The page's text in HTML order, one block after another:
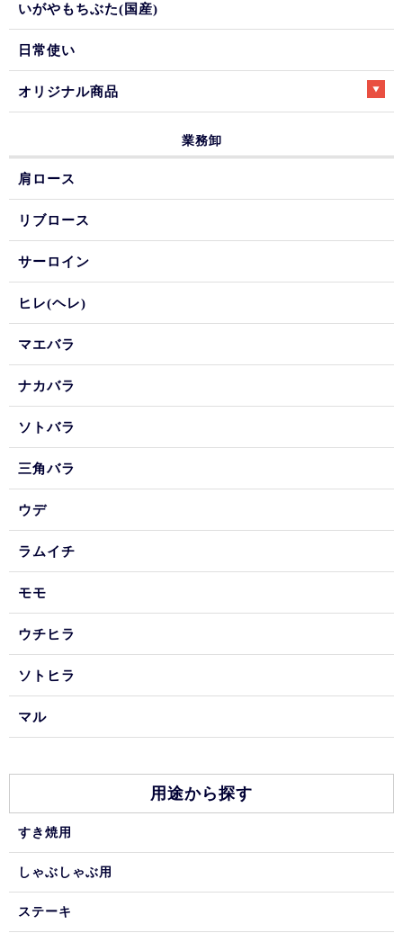
いがやもちぶた(国産)
日常使い
オリジナル商品
業務卸
肩ロース
リブロース
サーロイン
ヒレ(ヘレ)
マエバラ
ナカバラ
ソトバラ
三角バラ
ウデ
ラムイチ
モモ
ウチヒラ
ソトヒラ
マル
用途から探す
すき焼用
しゃぶしゃぶ用
ステーキ